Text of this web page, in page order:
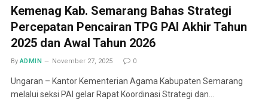
Kemenag Kab. Semarang Bahas Strategi
Percepatan Pencairan TPG PAI Akhir Tahun
2025 dan Awal Tahun 2026
By ADMIN November 27, 2025 0
Ungaran – Kantor Kementerian Agama Kabupaten Semarang
melalui seksi PAI gelar Rapat Koordinasi Strategi dan…